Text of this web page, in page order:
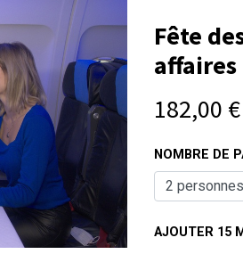
Fête
182,00 €
NOMBRE DE
AJOUTER 15